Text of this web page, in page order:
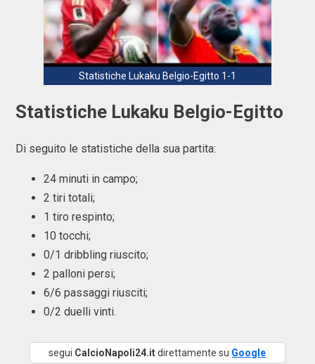
Statistiche Lukaku Belgio-Egitto 1-1
Statistiche Lukaku Belgio-Egitto
Di seguito le statistiche della sua partita:
24 minuti in campo;
2 tiri totali;
1 tiro respinto;
10 tocchi;
0/1 dribbling riuscito;
2 palloni persi;
6/6 passaggi riusciti;
0/2 duelli vinti.
segui CalcioNapoli24.itdirettamente su Google